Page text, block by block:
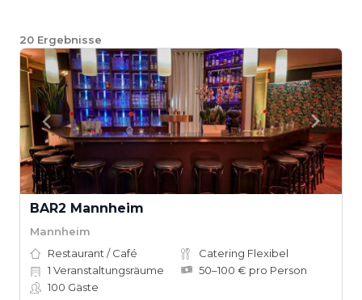
20 Ergebnisse
BAR2 Mannheim
Mannheim
Restaurant / Café
Catering Flexibel
1 Veranstaltungsräume
50–100 € pro Person
100 Gäste